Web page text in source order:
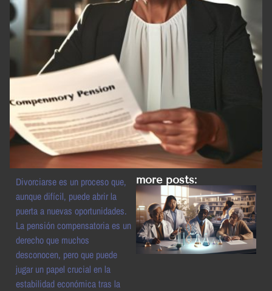
Divorciarse es un proceso que,
aunque difícil, puede abrir la
puerta a nuevas oportunidades.
La pensión compensatoria es un
derecho que muchos
desconocen, pero que puede
jugar un papel crucial en la
estabilidad económica tras la
more posts: